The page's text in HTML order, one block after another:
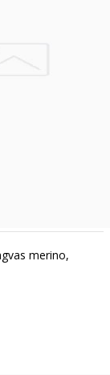
merino,